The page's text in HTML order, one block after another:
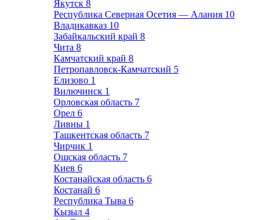
Якутск 8
Республика Северная Осетия — Алания 10
Владикавказ 10
Забайкальский край 8
Чита 8
Камчатский край 8
Петропавловск-Камчатский 5
Елизово 1
Вилючинск 1
Орловская область 7
Орел 6
Ливны 1
Ташкентская область 7
Чирчик 1
Ошская область 7
Киев 6
Костанайская область 6
Костанай 6
Республика Тыва 6
Кызыл 4